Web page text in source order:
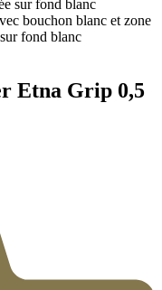
Etna Grip 0,5